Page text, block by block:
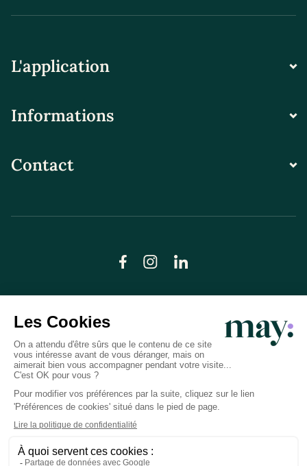
L'application
Informations
Contact
© LN CARE 2026
Politique de confidentialité
Conditions générales d’utilisation
Plan du site
Crédits photos